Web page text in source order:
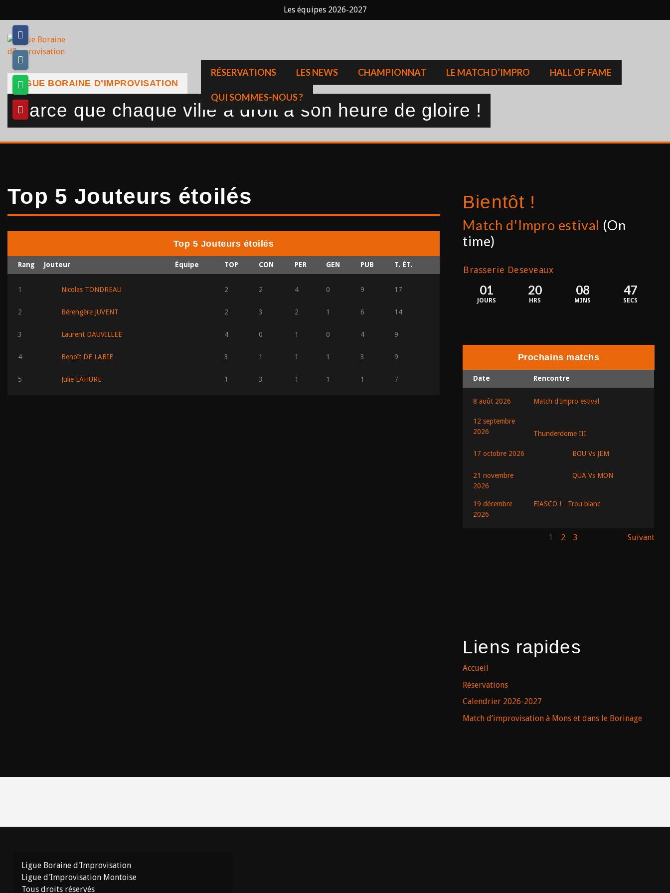
Les équipes 2026-2027
Skip
content
RÉSERVATIONS LES NEWS CHAMPIONNAT LE MATCH D’IMPRO HALL OF FAME
QUI SOMMES-NOUS ?
LIGUE BORAINE D’IMPROVISATION
Parce que chaque ville a droit à son heure de gloire !
Top 5 Jouteurs étoilés
Top 5 Jouteurs étoilés
Rang Jouteur Équipe TOP CON PER GEN PUB T. ÉT.
1 Nicolas TONDREAU 2 2 4 0 9 17
2 Bérengère JUVENT 2 3 2 1 6 14
3 Laurent DAUVILLEE 4 0 1 0 4 9
4 Benoît DE LABIE 3 1 1 1 3 9
5 Julie LAHURE 1 3 1 1 1 7
Bientôt !
Match d'Impro estival (On
time)
Brasserie Deseveaux
01
JOURS
20
HRS
08
MINS
47
SECS
Prochains matchs
Date Rencontre
8 août 2026 Match d'Impro estival
12 septembre
2026
Thunderdome III
17 octobre 2026 BOU Vs JEM
21 novembre
2026
QUA Vs MON
19 décembre
2026
FIASCO ! - Trou blanc
1 2 3 Suivant
Liens rapides
Accueil
Réservations
Calendrier 2026-2027
Match d’improvisation à Mons et dans le Borinage
Ligue Boraine d'Improvisation
Ligue d'Improvisation Montoise
Tous droits réservés